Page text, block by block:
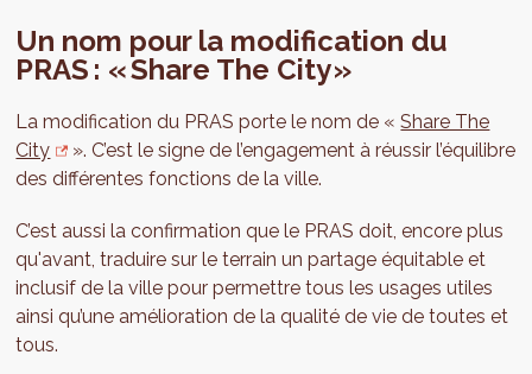
Un nom pour la modification du
PRAS : « Share The City »
La modification du PRAS porte le nom de «Share The
City
». C’est le signe de l’engagement à réussir l’équilibre
des différentes fonctions de la ville.
C’est aussi la confirmation que le PRAS doit, encore plus
qu'avant, traduire sur le terrain un partage équitable et
inclusif de la ville pour permettre tous les usages utiles
ainsi qu’une amélioration de la qualité de vie de toutes et
tous.